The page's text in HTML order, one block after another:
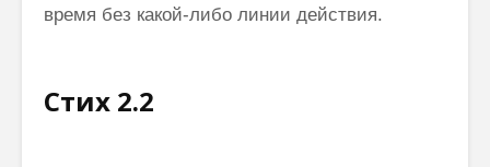
время без какой-либо линии действия.
Стих 2.2